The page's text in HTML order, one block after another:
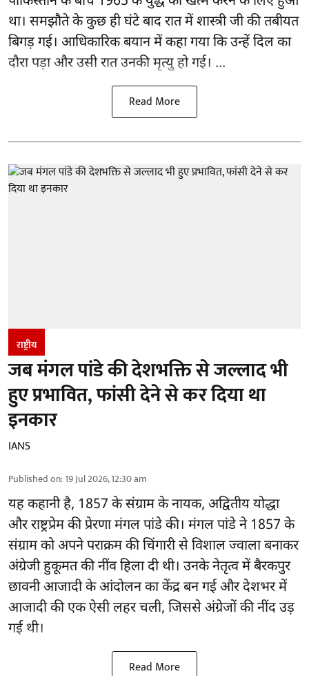
था। समझौते के कुछ ही घंटे बाद रात में शास्त्री जी की तबीयत
बिगड़ गई। आधिकारिक बयान में कहा गया कि उन्हें दिल का
दौरा पड़ा और उसी रात उनकी मृत्यु हो गई। ...
Read More
राष्ट्रीय
जब मंगल पांडे की देशभक्ति से जल्लाद भी
हुए प्रभावित, फांसी देने से कर दिया था
इनकार
IANS
Published on:19 Jul 2026, 12:30 am
यह कहानी है, 1857 के संग्राम के नायक, अद्वितीय योद्धा
और राष्ट्रप्रेम की प्रेरणा मंगल पांडे की। मंगल पांडे ने 1857 के
संग्राम को अपने पराक्रम की चिंगारी से विशाल ज्वाला बनाकर
अंग्रेजी हुकूमत की नींव हिला दी थी। उनके नेतृत्व में बैरकपुर
छावनी आजादी के आंदोलन का केंद्र बन गई और देशभर में
आजादी की एक ऐसी लहर चली, जिससे अंग्रेजों की नींद उड़
गई थी।
Read More